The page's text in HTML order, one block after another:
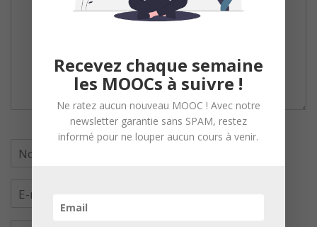
Recevez chaque semaine
les MOOCs à suivre !
Ne ratez aucun nouveau MOOC ! Avec notre
newsletter garantie sans SPAM, restez
informé pour ne louper aucun cours à venir.